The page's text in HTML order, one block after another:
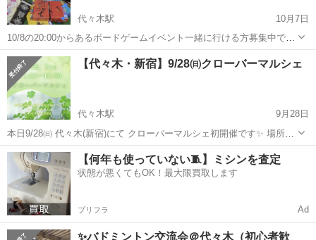
代々木駅
10月7日
10/8の20:00からあるボードゲームイベント一緒に行ける方募集中で
す！
東京 新宿区 代々木駅 その他 ボード
【代々木・新宿】9/28㈰クローバーマルシェ
代々木駅
9月28日
本日9/28㈰ 代々木(新宿)にて クローバーマルシェ初開催です✨️ 場所は
@lemon_clover_therapyさんの サロンです🍋🍀 クローバーマルシェ
9/28㈰ 11:00〜16:00 ...
東京 渋谷区 代々木駅 その他 オラクルカード
【何年も使っていない🧵】ミシンを査定
状態が悪くてもOK！最大限買取します
プリフラ Ad
✨バドミントン交流会＠代々木（初心者歓